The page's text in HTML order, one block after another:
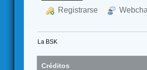
Registrarse
La BSK
Créditos